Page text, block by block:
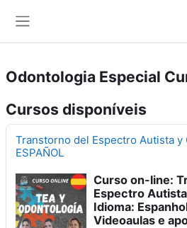
Odontologia Especial
Cursos disponíveis
Transtorno del Espectro Autista y
ESPAÑOL
Curso on-line:
Espectro
Idioma:
Videoaulas e